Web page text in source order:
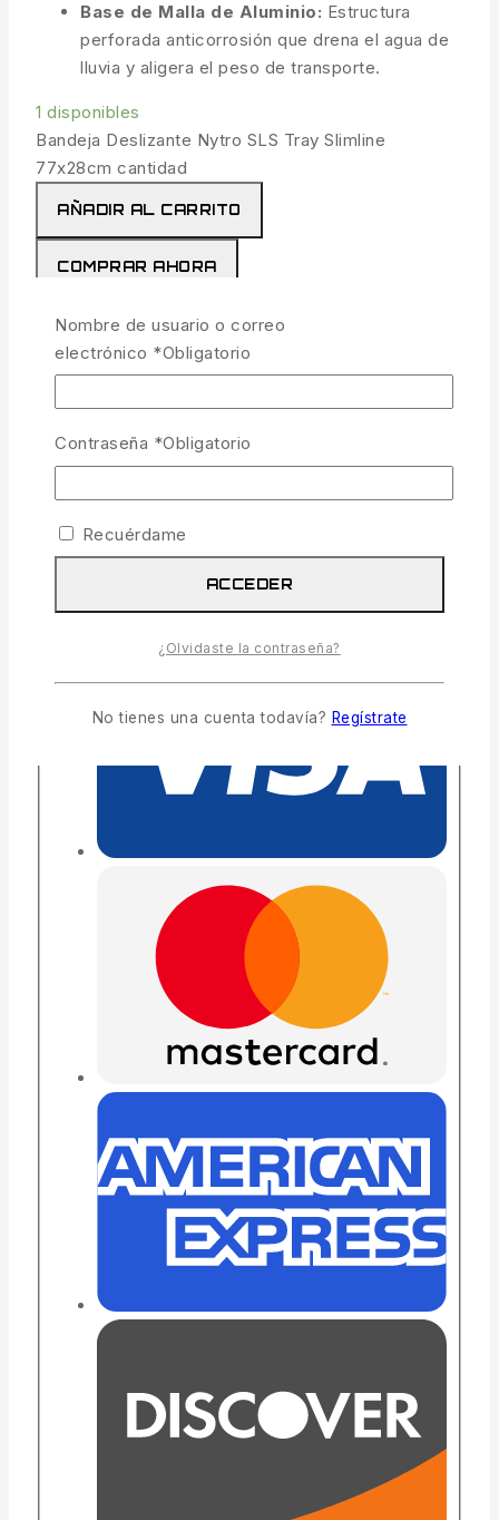
Base de Malla de Aluminio: Estructura
perforada anticorrosión que drena el agua de
lluvia y aligera el peso de transporte.
1 disponibles
Bandeja Deslizante Nytro SLS Tray Slimline
77x28cm cantidad
AÑADIR AL CARRITO
COMPRAR AHORA
COMPARAR LISTA
PREGUNTA
COMPARTIR
Entrega estimada:
Envío y devoluciones gratis:En todos los
pedidos superiores a 300€
Nombre de usuario o correo
electrónico *Obligatorio
Contraseña *Obligatorio
Recuérdame
ACCEDER
¿Olvidaste la contraseña?
No tienes una cuenta todavía? Regístrate